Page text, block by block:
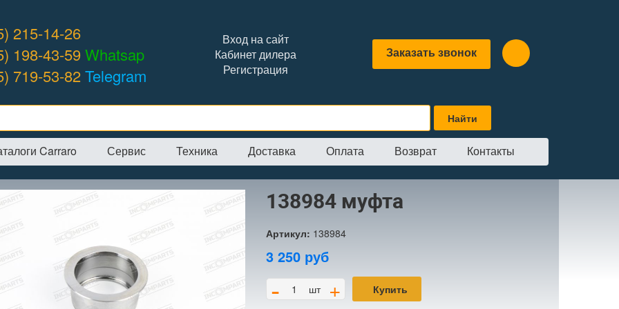
215-14-26
198-43-59Whatsap
719-53-82Telegram
Вход на сайт
Кабинет дилера
Регистрация
Заказать звонок
Carraro Сервис Техника Доставка Оплата Возврат Контакты
→Интернет-магазин →CARRARO Муфты→138984 муфта
138984 муфта
Артикул: 138984
3 250 руб
- шт + Купить